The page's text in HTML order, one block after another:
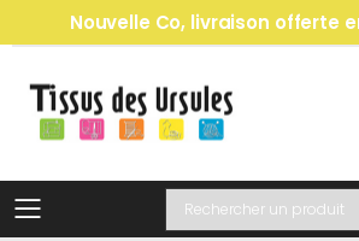
Nouvelle Co, livraison offerte
Toggle mobile menu
Recherche